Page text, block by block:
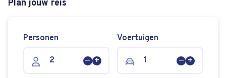
Plan jouw reis
Personen Voertuigen